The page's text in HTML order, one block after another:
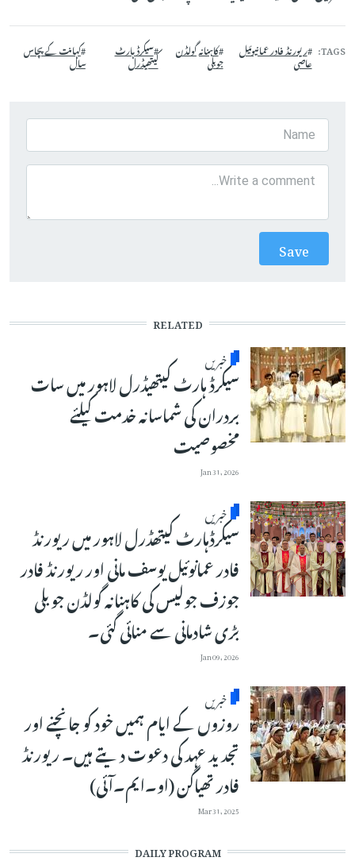
TAGS ریورنڈ فادر عمانیوئیل
عاصی
کاہنانہ گولڈن
جوبلی
سیکرڈ ہارٹ
کیتھیڈرل
کہانت کے پچاس
سال
RELATED
خبریں
سیکرڈ ہارٹ کیتھیڈرل لاہور میں سات
بردران کی شماسانہ خدمت کیلئے
مخصوصیت
Jan 31, 2026
خبریں
سیکرڈہارٹ کیتھڈرل لاہور میں ریورنڈ
فادر عمانوئیل یوسف مانی اور ریورنڈ فادر
جوزف جولیس کی کاہنانہ گولڈن جوبلی
بڑی شادمانی سے منائی گئی۔
Jan 09, 2026
خبریں
روزوں کے ایام ہمیں خود کو جانچنے اور
تجدید عہد کی دعوت دیتے ہیں۔ ریورنڈ
فادر تھیاگن (او۔ایم۔آئی)
Mar 31, 2025
DAILY PROGRAM